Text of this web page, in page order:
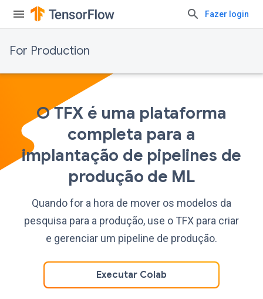
Fazer login
For Production
O TFX é uma plataforma
completa para a
implantação de pipelines de
produção de ML
Quando for a hora de mover os modelos da
pesquisa para a produção, use o TFX para criar
e gerenciar um pipeline de produção.
Executar Colab